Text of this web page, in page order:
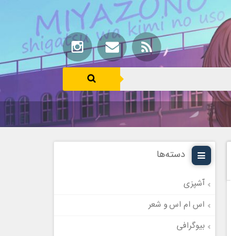
دسته‌ها
آشپزی
اس ام اس و شعر
بیوگرافی